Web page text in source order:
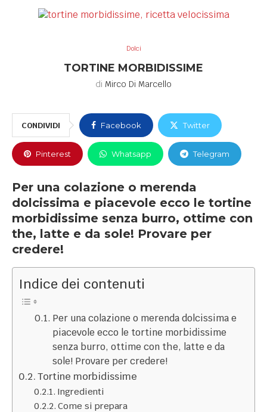
Dolci
TORTINE MORBIDISSIME
di Mirco Di Marcello
CONDIVIDI Facebook Twitter
Pinterest Whatsapp Telegram
Per una colazione o merenda
dolcissima e piacevole ecco le tortine
morbidissime senza burro, ottime con
the, latte e da sole! Provare per
credere!
Indice dei contenuti
Per una colazione o merenda dolcissima e
piacevole ecco le tortine morbidissime
senza burro, ottime con the, latte e da
sole! Provare per credere!
Tortine morbidissime
Ingredienti
Come si prepara